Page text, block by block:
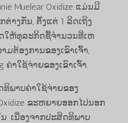
Muelear Oxidize ແມ່ນມີ
າງກັນ, ຕັ້ງແຕ່ 1 ລິດເຖິງ
ໃຫ້ທຸລະກິດຊື້ຈໍານວນທີ່ເຫ
ຕ້ອງການຂອງເຂົາເຈົ້າ,
ຄ່າໃຊ້ຈ່າຍຂອງເຂົາເຈົ້າ.
ພາບຄ່າໃຊ້ຈ່າຍຂອງ
Oxidize ຂະຫຍາຍອອກໄປນອກ
. ເນື່ອງຈາກປະສິດທິພາບ